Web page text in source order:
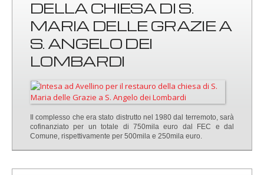
DELLA CHIESA DI S.
MARIA DELLE GRAZIE A
S. ANGELO DEI
LOMBARDI
Il complesso che era stato distrutto nel 1980 dal terremoto, sarà
cofinanziato per un totale di 750mila euro dal FEC e dal
Comune, rispettivamente per 500mila e 250mila euro.